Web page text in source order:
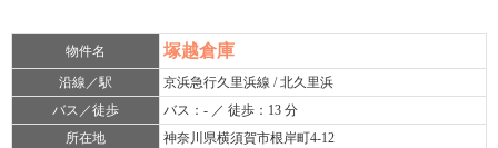
物件名 塚越倉庫
沿線／駅
京浜急行久里浜線 / 北久里浜
バス／徒歩
バス：- ／ 徒歩：13 分
所在地
神奈川県横須賀市根岸町4-12